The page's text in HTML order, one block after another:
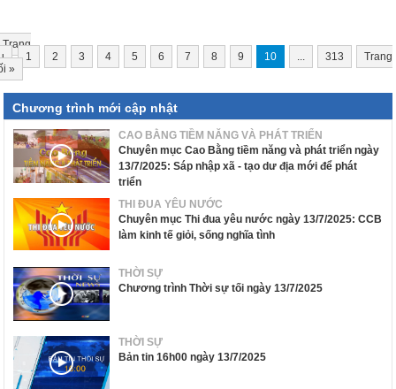
Trang
1 2 3 4 5 6 7 8 9 10 313
Trang
»
Chương trình mới cập nhật
CAO BẰNG TIỀM NĂNG VÀ PHÁT TRIỂN
Chuyên mục Cao Bằng tiềm năng và phát triển ngày
13/7/2025: Sáp nhập xã - tạo dư địa mới để phát
triển
THI ĐUA YÊU NƯỚC
Chuyên mục Thi đua yêu nước ngày 13/7/2025: CCB
làm kinh tế giỏi, sống nghĩa tình
THỜI SỰ
Chương trình Thời sự tối ngày 13/7/2025
THỜI SỰ
Bản tin 16h00 ngày 13/7/2025